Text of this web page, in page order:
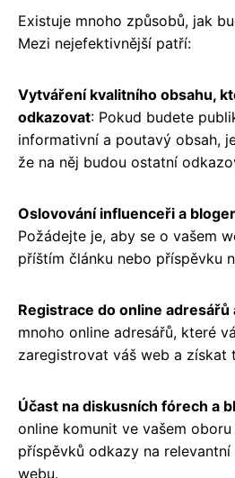
Existuje mnoho způsobů, jak
Mezi nejefektivnější patří:
Vytváření kvalitního obsahu,
odkazovat: Pokud budete
informativní a poutavý obsah,
že na něj budou ostatní
Oslovování influenceři a
Požádejte je, aby se o vašem
příštím článku nebo příspěvku
Registrace do online adresářů
mnoho online adresářů, které
zaregistrovat váš web a získat
Účast na diskusních fórech a
online komunit ve vašem
příspěvků odkazy na relevantní
webu.